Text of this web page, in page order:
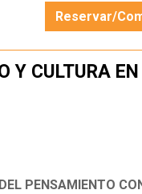
Reservar/
Y CULTURA EN